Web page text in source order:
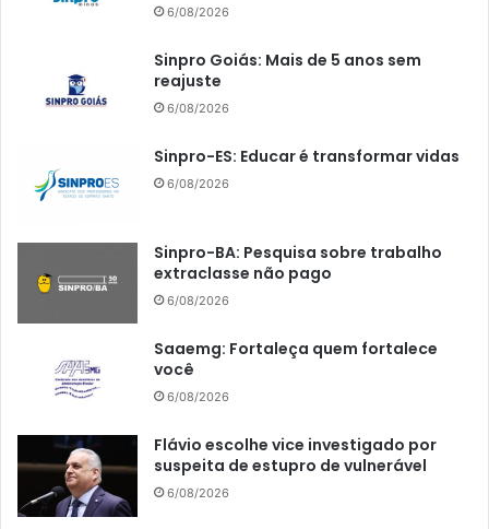
6/08/2026
Sinpro Goiás: Mais de 5 anos sem
reajuste
6/08/2026
Sinpro-ES: Educar é transformar vidas
6/08/2026
Sinpro-BA: Pesquisa sobre trabalho
extraclasse não pago
6/08/2026
Saaemg: Fortaleça quem fortalece
você
6/08/2026
Flávio escolhe vice investigado por
suspeita de estupro de vulnerável
6/08/2026